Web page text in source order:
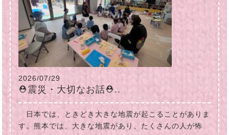
2026/07/29
⛑震災・大切なお話⛑..
日本では、ときどき大きな地震が起こることがありま
す。熊本では、大きな地震があり、たくさんの人が怖